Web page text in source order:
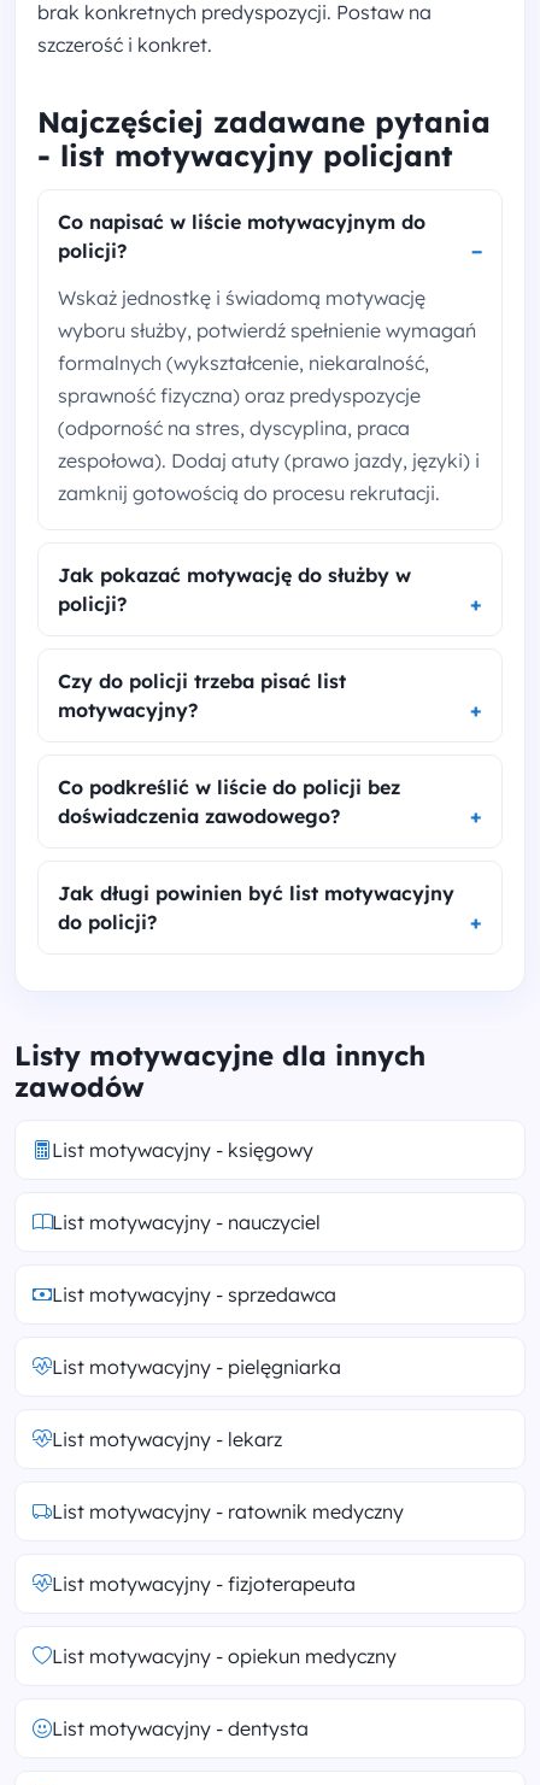
brak konkretnych predyspozycji. Postaw na
szczerość i konkret.
Najczęściej zadawane pytania
- list motywacyjny policjant
Co napisać w liście motywacyjnym do
policji?
Wskaż jednostkę i świadomą motywację
wyboru służby, potwierdź spełnienie wymagań
formalnych (wykształcenie, niekaralność,
sprawność fizyczna) oraz predyspozycje
(odporność na stres, dyscyplina, praca
zespołowa). Dodaj atuty (prawo jazdy, języki) i
zamknij gotowością do procesu rekrutacji.
Jak pokazać motywację do służby w
policji?
Czy do policji trzeba pisać list
motywacyjny?
Co podkreślić w liście do policji bez
doświadczenia zawodowego?
Jak długi powinien być list motywacyjny
do policji?
Listy motywacyjne dla innych
zawodów
List motywacyjny - księgowy
List motywacyjny - nauczyciel
List motywacyjny - sprzedawca
List motywacyjny - pielęgniarka
List motywacyjny - lekarz
List motywacyjny - ratownik medyczny
List motywacyjny - fizjoterapeuta
List motywacyjny - opiekun medyczny
List motywacyjny - dentysta